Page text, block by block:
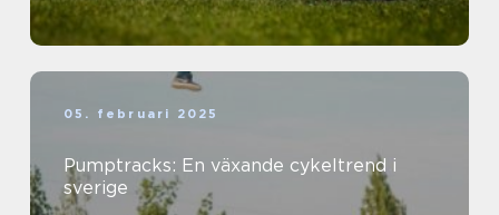
05. februari 2025
Pumptracks: En växande cykeltrend i
sverige